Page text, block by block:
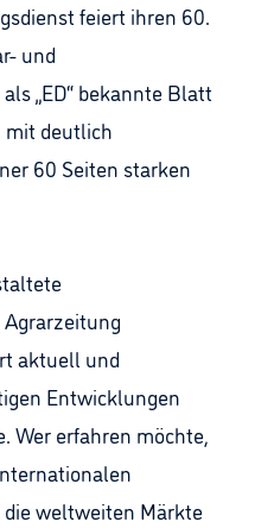
feiert ihren 60.
und
„ED“ bekannte Blatt
mit deutlich
60 Seiten starken
aktuell und
Entwicklungen
Wer erfahren möchte,
weltweiten Märkte